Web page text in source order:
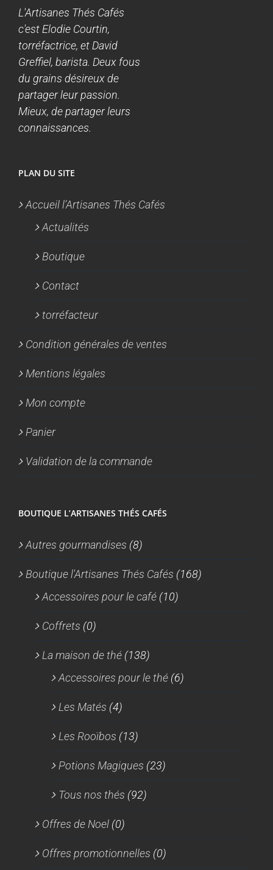
L'Artisanes Thés Cafés
c'est Elodie Courtin,
torréfactrice, et David
Greffiel, barista. Deux fous
du grains désireux de
partager leur passion.
Mieux, de partager leurs
connaissances.
PLAN DU SITE
Accueil l’Artisanes Thés Cafés
Actualités
Boutique
Contact
torréfacteur
Condition générales de ventes
Mentions légales
Mon compte
Panier
Validation de la commande
BOUTIQUE L’ARTISANES THÉS CAFÉS
Autres gourmandises (8)
Boutique l'Artisanes Thés Cafés (168)
Accessoires pour le café (10)
Coffrets (0)
La maison de thé (138)
Accessoires pour le thé (6)
Les Matés (4)
Les Rooïbos (13)
Potions Magiques (23)
Tous nos thés (92)
Offres de Noel (0)
Offres promotionnelles (0)